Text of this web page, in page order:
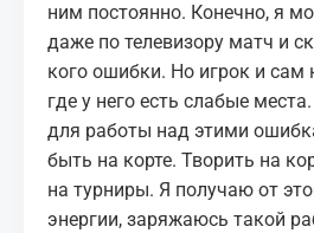
ним постоянно. Конечно, я
даже по телевизору матч и
кого ошибки. Но игрок и сам
где у него есть слабые
для работы над этими
быть на корте. Творить на
на турниры. Я получаю от
энергии, заряжаюсь такой